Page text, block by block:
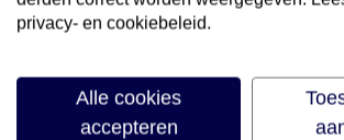
privacy- en cookiebeleid.
Alle cookies
accepteren